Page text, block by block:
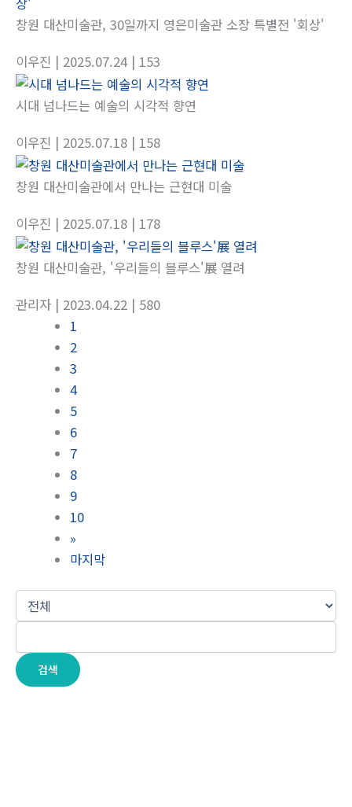
창원 대산미술관, 30일까지 영은미술관 소장 특별전 '회상'
이우진 | 2025.07.24 | 153
시대 넘나드는 예술의 시각적 향연
이우진 | 2025.07.18 | 158
창원 대산미술관에서 만나는 근현대 미술
이우진 | 2025.07.18 | 178
창원 대산미술관, '우리들의 블루스'展 열려
관리자 | 2023.04.22 | 580
1
2
3
4
5
6
7
8
9
10
»
마지막
검색